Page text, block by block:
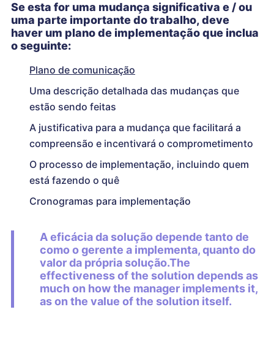
Se esta for uma mudança significativa e / ou
uma parte importante do trabalho, deve
haver um plano de implementação que inclua
o seguinte:
Plano de comunicação
Uma descrição detalhada das mudanças que
estão sendo feitas
A justificativa para a mudança que facilitará a
compreensão e incentivará o comprometimento
O processo de implementação, incluindo quem
está fazendo o quê
Cronogramas para implementação
A eficácia da solução depende tanto de
como o gerente a implementa, quanto do
valor da própria solução.The
effectiveness of the solution depends as
much on how the manager implements it,
as on the value of the solution itself.